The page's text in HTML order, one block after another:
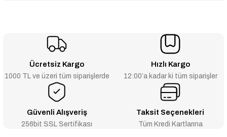
Ücretsiz Kargo
1000 TL ve üzeri tüm siparişlerde
Hızlı Kargo
12:00’a kadar ki tüm siparişler
Güvenli Alışveriş
256bit SSL Sertifikası
Taksit Seçenekleri
Tüm Kredi Kartlarına